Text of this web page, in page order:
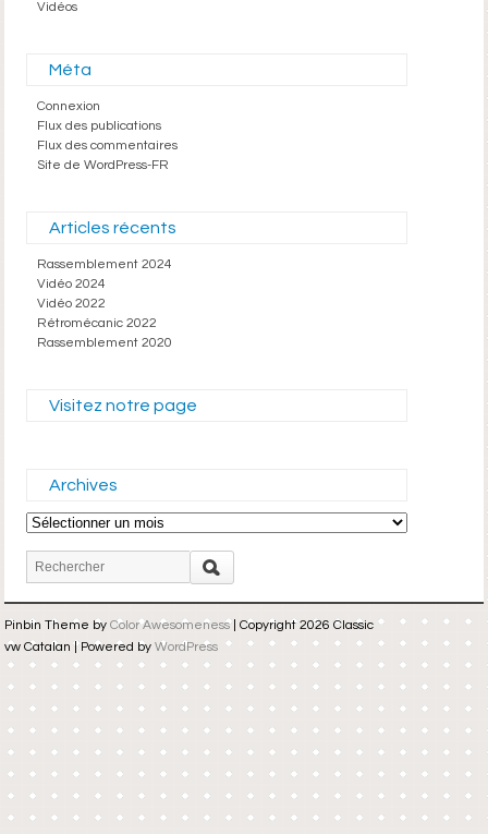
Vidéos
Méta
Connexion
Flux des publications
Flux des commentaires
Site de WordPress-FR
Articles récents
Rassemblement 2024
Vidéo 2024
Vidéo 2022
Rétromécanic 2022
Rassemblement 2020
Visitez notre page
Archives
Archives
Pinbin Theme by Color Awesomeness| Copyright 2026 Classic
vw Catalan | Powered by WordPress